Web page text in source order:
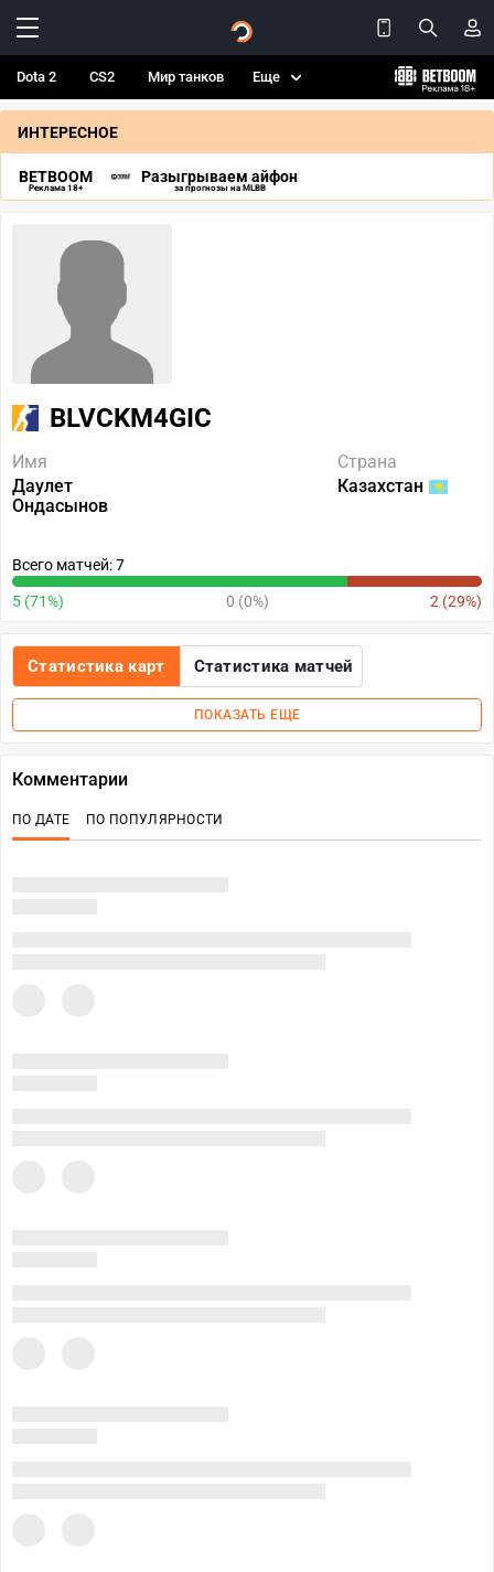
Dota 2 CS2 Мир танков Еще
ИНТЕРЕСНОЕ
BETBOOM
Реклама 18+
Разыгрываем айфон
за прогнозы на MLBB
BLVCKM4GIC
Имя
Даулет
Ондасынов
Страна
Казахстан
Всего матчей: 7
5 (71%) 0 (0%) 2 (29%)
Статистика карт Статистика матчей
ПОКАЗАТЬ ЕЩЕ
Комментарии
ПО ДАТЕ ПО ПОПУЛЯРНОСТИ